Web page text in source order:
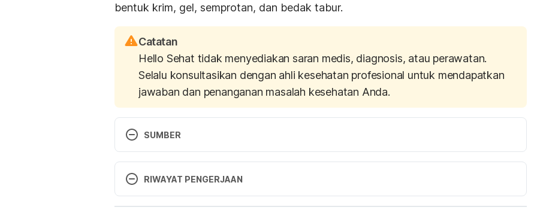
bentuk krim, gel, semprotan, dan bedak tabur.
Catatan
Hello Sehat tidak menyediakan saran medis, diagnosis, atau perawatan.
Selalu konsultasikan dengan ahli kesehatan profesional untuk mendapatkan
jawaban dan penanganan masalah kesehatan Anda.
SUMBER
Scientific Reports
RIWAYAT PENGERJAAN